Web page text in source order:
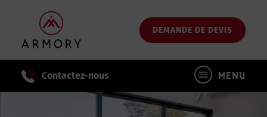
contenu
principal
Contactez-nous
DEMANDE DE DEVIS
MENU